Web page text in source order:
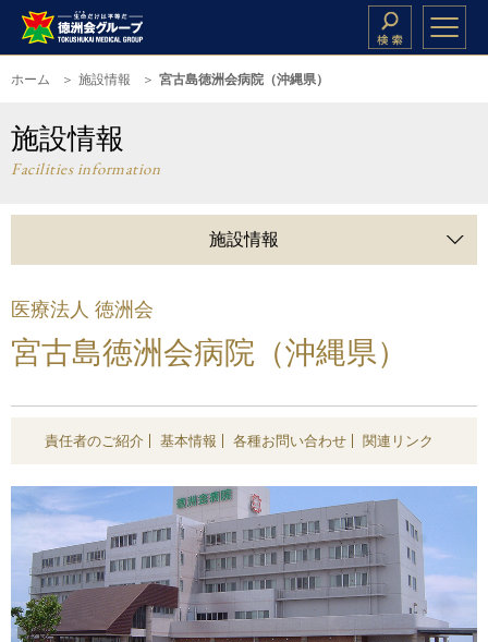
ホーム 施設情報 宮古島徳洲会病院（沖縄県）
施設情報
Facilities information
施設情報
医療法人 徳洲会
宮古島徳洲会病院（沖縄県）
責任者のご紹介 基本情報 各種お問い合わせ 関連リンク